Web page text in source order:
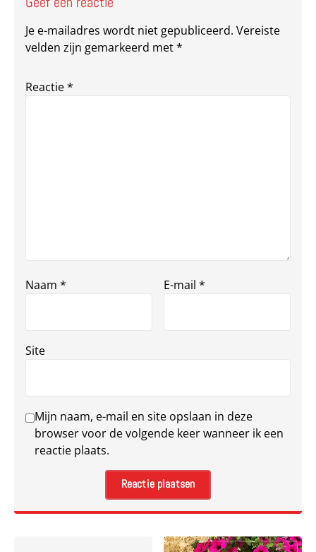
Je e-mailadres wordt niet gepubliceerd. Vereiste
velden zijn gemarkeerd met*
Reactie*
Naam * E-mail *
Site
Mijn naam, e-mail en site opslaan in deze
browser voor de volgende keer wanneer ik een
reactie plaats.